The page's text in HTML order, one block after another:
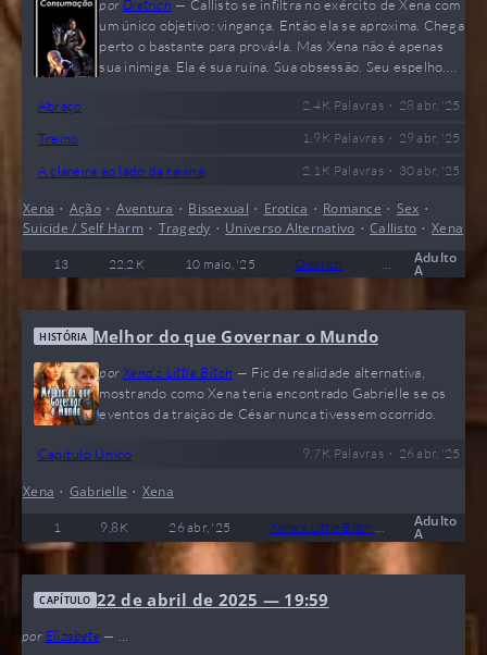
mundo…
por Dietrich — Callisto se infiltra no exército de Xena com
um único objetivo: vingança. Então ela se aproxima. Chega
perto o bastante para prová-la. Mas Xena não é apenas
sua inimiga. Ela é sua ruína. Sua obsessão. Seu espelho.
que o tempo passa. PS: Essa é uma história Xena/Callisto.
Abraço 2,4 K Palavras• 28 abr, '25
Treino 1,9 K Palavras• 29 abr, '25
A clareira ao lado da ravina 2,1 K Palavras• 30 abr, '25
Xena • Ação• Aventura • Bissexual • Erotica • Romance • Sex •
Suicide / Self Harm • Tragedy • Universo Alternativo •Callisto • Xena
13 22,2 K 10 maio, '25 Dietrich Concluído
Adulto
A
HISTÓRIA Melhor do que Governar o Mundo
porXena's Little Bitch — Fic de realidade alternativa,
mostrando como Xena teria encontrado Gabrielle se os
eventos da traição de César nunca tivessem ocorrido.
Capítulo Único 9,7 K Palavras• 26 abr, '25
Xena • Gabrielle • Xena
1 9,8 K 26 abr, '25 Xena's Little Bitch 0
Adulto
A
CAPÍTULO 22 de abril de 2025 — 19:59
por Elizabete — …